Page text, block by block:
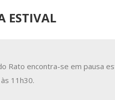
ESTIVAL
Rato encontra-se em pausa
11h30.